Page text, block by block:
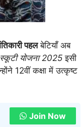
पहलबेटियाँ अब
स्कूटी योजना 2025 इसी
12वीं कक्षा में उत्कृष्ट
Join Now